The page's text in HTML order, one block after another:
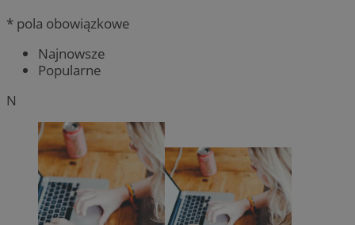
* pola obowiązkowe
Najnowsze
Popularne
N